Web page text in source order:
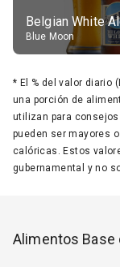
Blue Moon
* El % del valor diario
una porción de
utilizan para
pueden ser mayores
calóricas. Estos
gubernamental y no
Alimentos Base